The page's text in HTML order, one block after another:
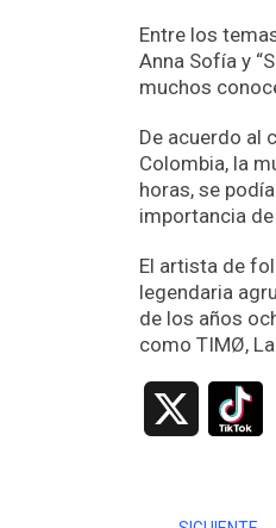
Entre los
Anna Sofía y
muchos
De acuerdo al
Colombia, la
horas, se
importancia
El artista de
legendaria
de los años
como TIMØ,